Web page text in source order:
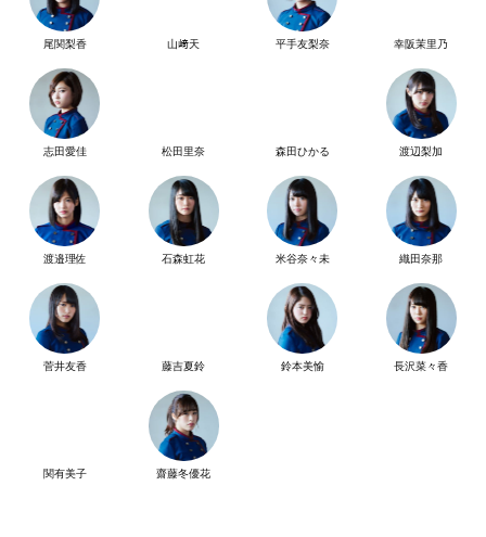
尾関梨香 山﨑天 平手友梨奈 幸阪茉里乃
志田愛佳 松田里奈 森田ひかる 渡辺梨加
渡邉理佐 石森虹花 米谷奈々未 織田奈那
菅井友香 藤吉夏鈴 鈴本美愉 長沢菜々香
関有美子 齋藤冬優花